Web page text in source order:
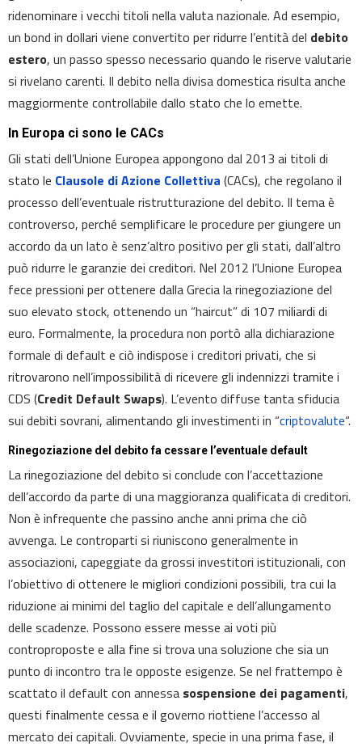
ridenominare i vecchi titoli nella valuta nazionale. Ad esempio,
un bond in dollari viene convertito per ridurre l’entità del debito
estero, un passo spesso necessario quando le riserve valutarie
si rivelano carenti. Il debito nella divisa domestica risulta anche
maggiormente controllabile dallo stato che lo emette.
In Europa ci sono le CACs
Gli stati dell’Unione Europea appongono dal 2013 ai titoli di
stato le Clausole di Azione Collettiva (CACs), che regolano il
processo dell’eventuale ristrutturazione del debito. Il tema è
controverso, perché semplificare le procedure per giungere un
accordo da un lato è senz’altro positivo per gli stati, dall’altro
può ridurre le garanzie dei creditori. Nel 2012 l’Unione Europea
fece pressioni per ottenere dalla Grecia la rinegoziazione del
suo elevato stock, ottenendo un “haircut” di 107 miliardi di
euro. Formalmente, la procedura non portò alla dichiarazione
formale di default e ciò indispose i creditori privati, che si
ritrovarono nell’impossibilità di ricevere gli indennizzi tramite i
CDS (Credit Default Swaps). L’evento diffuse tanta sfiducia
sui debiti sovrani, alimentando gli investimenti in “criptovalute“.
Rinegoziazione del debito fa cessare l’eventuale default
La rinegoziazione del debito si conclude con l’accettazione
dell’accordo da parte di una maggioranza qualificata di creditori.
Non è infrequente che passino anche anni prima che ciò
avvenga. Le controparti si riuniscono generalmente in
associazioni, capeggiate da grossi investitori istituzionali, con
l’obiettivo di ottenere le migliori condizioni possibili, tra cui la
riduzione ai minimi del taglio del capitale e dell’allungamento
delle scadenze. Possono essere messe ai voti più
controproposte e alla fine si trova una soluzione che sia un
punto di incontro tra le opposte esigenze. Se nel frattempo è
scattato il default con annessa sospensione dei pagamenti,
questi finalmente cessa e il governo riottiene l’accesso al
mercato dei capitali. Ovviamente, specie in una prima fase, il